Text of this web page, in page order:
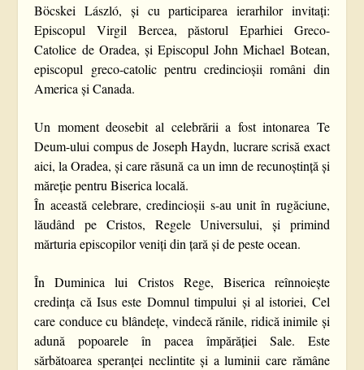
Böcskei László, și cu participarea ierarhilor invitați:
Episcopul Virgil Bercea, păstorul Eparhiei Greco-
Catolice de Oradea, și Episcopul John Michael Botean,
episcopul greco-catolic pentru credincioșii români din
America și Canada.
Un moment deosebit al celebrării a fost intonarea Te
Deum-ului compus de Joseph Haydn, lucrare scrisă exact
aici, la Oradea, și care răsună ca un imn de recunoștință și
măreție pentru Biserica locală.
În această celebrare, credincioșii s-au unit în rugăciune,
lăudând pe Cristos, Regele Universului, și primind
mărturia episcopilor veniți din țară și de peste ocean.
În Duminica lui Cristos Rege, Biserica reînnoiește
credința că Isus este Domnul timpului și al istoriei, Cel
care conduce cu blândețe, vindecă rănile, ridică inimile și
adună popoarele în pacea împărăției Sale. Este
sărbătoarea speranței neclintite și a luminii care rămâne